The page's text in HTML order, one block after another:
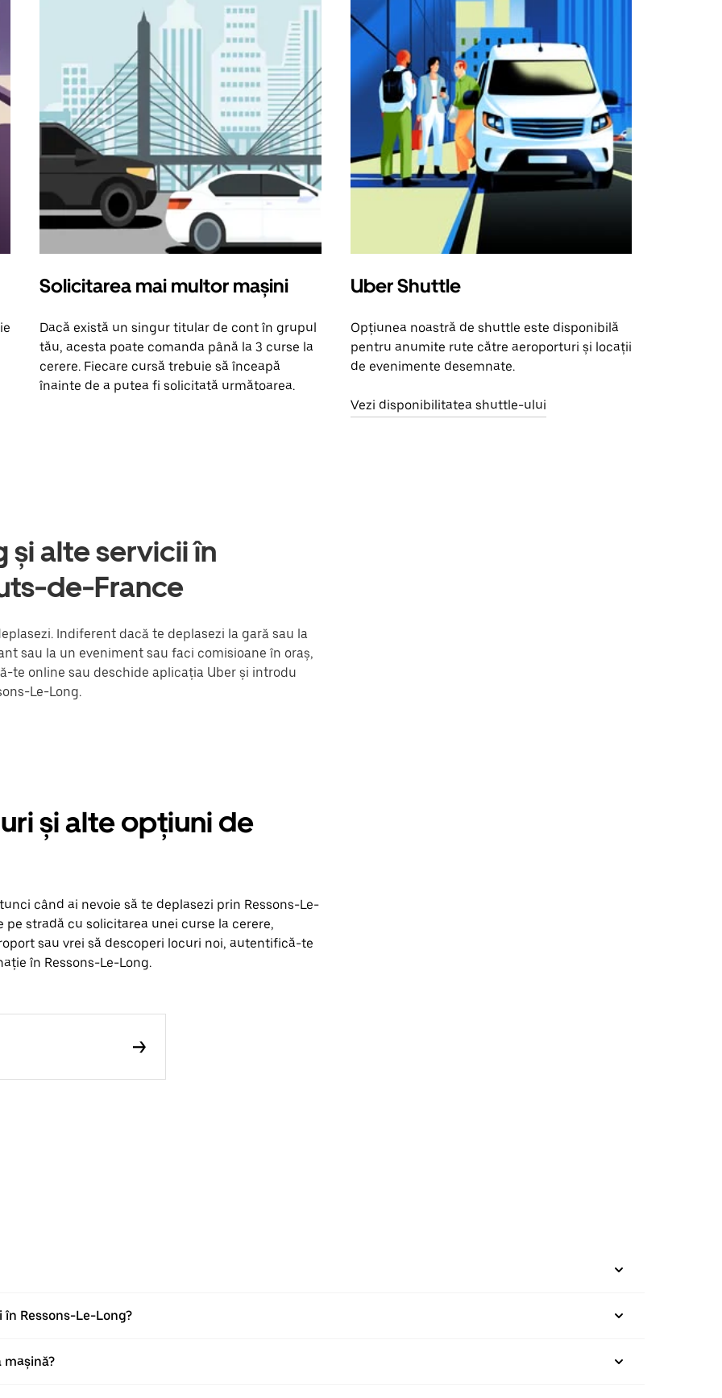
Solicitarea mai multor mașini
Dacă există un singur titular de cont în grupul
tău, acesta poate comanda până la 3 curse la
cerere. Fiecare cursă trebuie să înceapă
înainte de a putea fi solicitată următoarea.
Uber Shuttle
Opțiunea noastră de shuttle este disponibilă
pentru anumite rute către aeroporturi și locații
de evenimente desemnate.
Vezi disponibilitatea shuttle-ului
și alte servicii în
de-France
Indiferent dacă te deplasezi la gară sau la
sau la un eveniment sau faci comisioane în oraș,
te online sau deschide aplicația Uber și introdu
Le-Long.
și alte opțiuni de
când ai nevoie să te deplasezi prin Ressons-Le-
stradă cu solicitarea unei curse la cerere,
sau vrei să descoperi locuri noi, autentifică-te
în Ressons-Le-Long.
Ressons-Le-Long?
mașină?